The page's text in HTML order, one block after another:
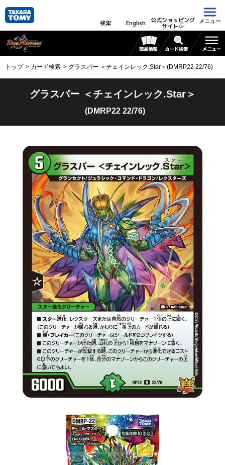
検索 English 公式ショッピング
サイト
メニュー
トップ カード検索 グラスパー ＜チェインレック.Star＞(DMRP22 22/76)
グラスパー ＜チェインレック.Star＞
(DMRP22 22/76)